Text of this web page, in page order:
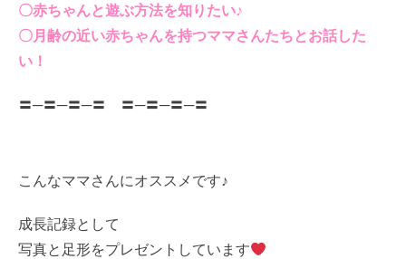
〇赤ちゃんと遊ぶ方法を知りたい♪
〇月齢の近い赤ちゃんを持つママさんたちとお話した
い！
〓─〓─〓─〓 〓─〓─〓─〓
こんなママさんにオススメです♪
成長記録として
写真と足形をプレゼントしています